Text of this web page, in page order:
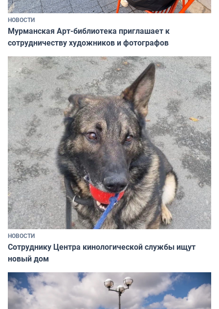
НОВОСТИ
Мурманская Арт-библиотека приглашает к
сотрудничеству художников и фотографов
НОВОСТИ
Сотруднику Центра кинологической службы ищут
новый дом